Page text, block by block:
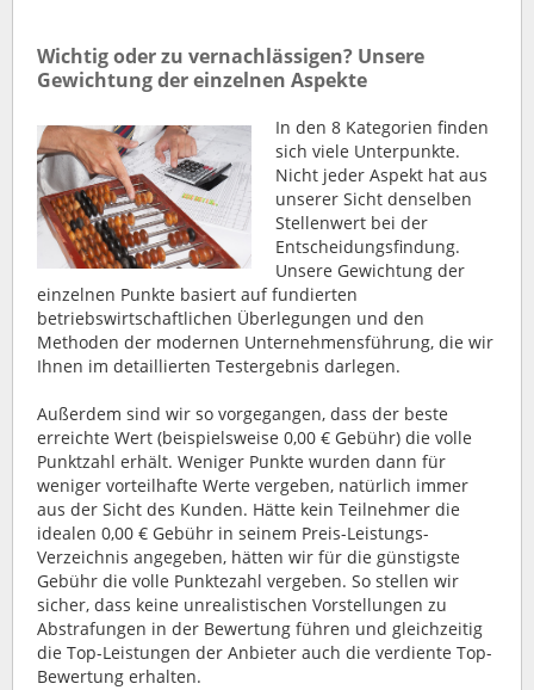
Wichtig oder zu vernachlässigen? Unsere
Gewichtung der einzelnen Aspekte
In den 8 Kategorien finden
sich viele Unterpunkte.
Nicht jeder Aspekt hat aus
unserer Sicht denselben
Stellenwert bei der
Entscheidungsfindung.
Unsere Gewichtung der
einzelnen Punkte basiert auf fundierten
betriebswirtschaftlichen Überlegungen und den
Methoden der modernen Unternehmensführung, die wir
Ihnen im detaillierten Testergebnis darlegen.
Außerdem sind wir so vorgegangen, dass der beste
erreichte Wert (beispielsweise 0,00 € Gebühr) die volle
Punktzahl erhält. Weniger Punkte wurden dann für
weniger vorteilhafte Werte vergeben, natürlich immer
aus der Sicht des Kunden. Hätte kein Teilnehmer die
idealen 0,00 € Gebühr in seinem Preis-Leistungs-
Verzeichnis angegeben, hätten wir für die günstigste
Gebühr die volle Punktezahl vergeben. So stellen wir
sicher, dass keine unrealistischen Vorstellungen zu
Abstrafungen in der Bewertung führen und gleichzeitig
die Top-Leistungen der Anbieter auch die verdiente Top-
Bewertung erhalten.